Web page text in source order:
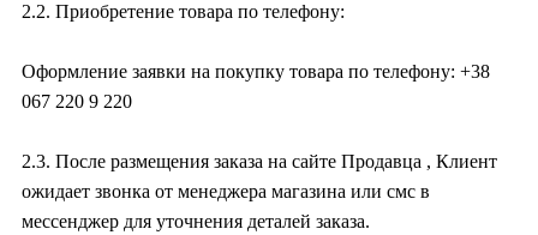
2.2. Приобретение товара по телефону:
Оформление заявки на покупку товара по телефону: +38
067 220 9 220
2.3. После размещения заказа на сайте Продавца , Клиент
ожидает звонка от менеджера магазина или смс в
мессенджер для уточнения деталей заказа.